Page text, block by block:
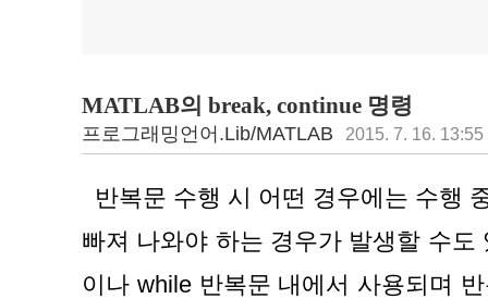
MATLAB의 break, continue 명령
프로그래밍언어.Lib/MATLAB 2015. 7. 16. 13:55
빠져 나와야 하는 경우가 발생할 수도
이나 while 반복문 내에서 사용되며